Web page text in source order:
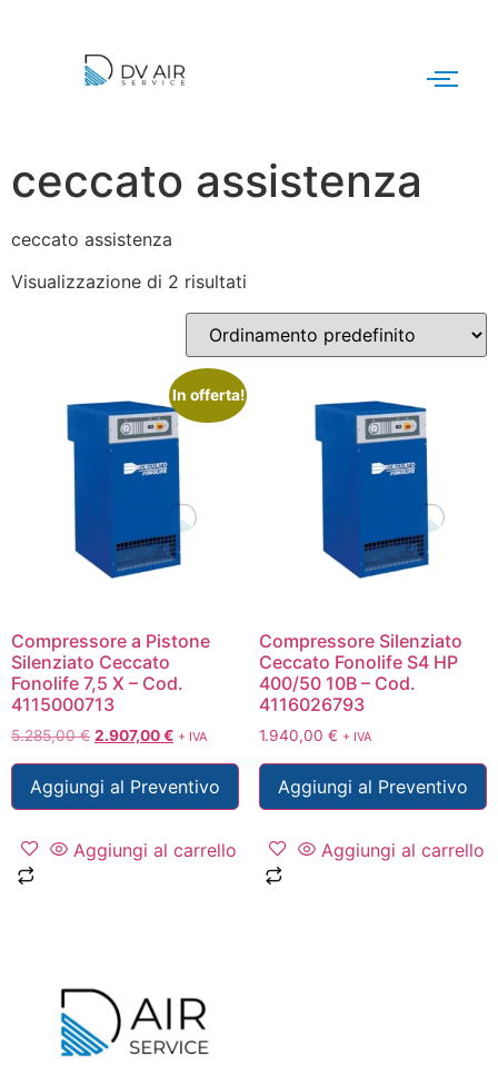
ceccato assistenza
ceccato assistenza
Visualizzazione di 2 risultati
In offerta!
Compressore a Pistone
Silenziato Ceccato
Fonolife 7,5 X – Cod.
4115000713
5.285,00€ 2.907,00€ + IVA
Aggiungi al Preventivo
Aggiungi al carrello
Compressore Silenziato
Ceccato Fonolife S4 HP
400/50 10B – Cod.
4116026793
1.940,00 € + IVA
Aggiungi al Preventivo
Aggiungi al carrello